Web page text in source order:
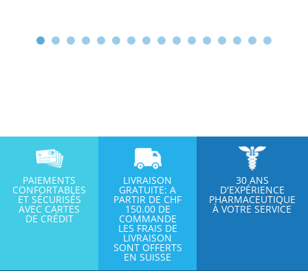
PAIEMENTS
CONFORTABLES
ET SÉCURISÉS
AVEC CARTES
DE CRÉDIT
LIVRAISON
GRATUITE: A
PARTIR DE CHF
150.00 DE
COMMANDE
LES FRAIS DE
LIVRAISON
SONT OFFERTS
EN SUISSE
30 ANS
D'EXPÉRIENCE
PHARMACEUTIQUE
À VOTRE SERVICE